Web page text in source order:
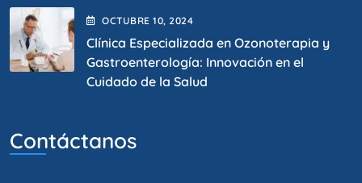
OCTUBRE10, 2024
Clínica Especializada en Ozonoterapia y
Gastroenterología: Innovación en el
Cuidado de la Salud
Contáctanos